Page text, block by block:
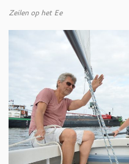
Zeilen op het Ee